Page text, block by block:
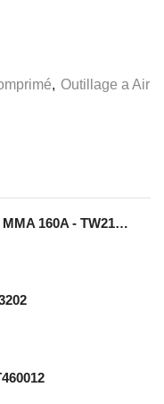
, Outillage a Air
Poste à souder Inverter MMA 160A - TW21605